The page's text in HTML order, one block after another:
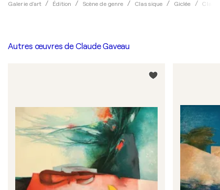
Galerie d'art Édition Scène de genre Classique Giclée
Autres œuvres de Claude Gaveau